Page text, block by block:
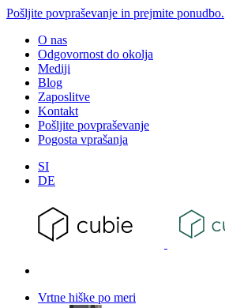
Pošljite povpraševanje in prejmite ponudbo.
O nas
Odgovornost do okolja
Mediji
Blog
Zaposlitve
Kontakt
Pošljite povpraševanje
Pogosta vprašanja
SI
DE
Vrtne hiške po meri